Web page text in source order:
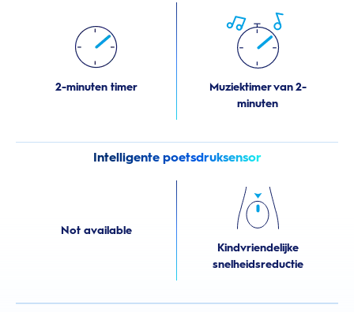
2-minuten timer
Muziektimer van 2-
minuten
Intelligente poetsdruksensor
Not available
Kindvriendelijke
snelheidsreductie